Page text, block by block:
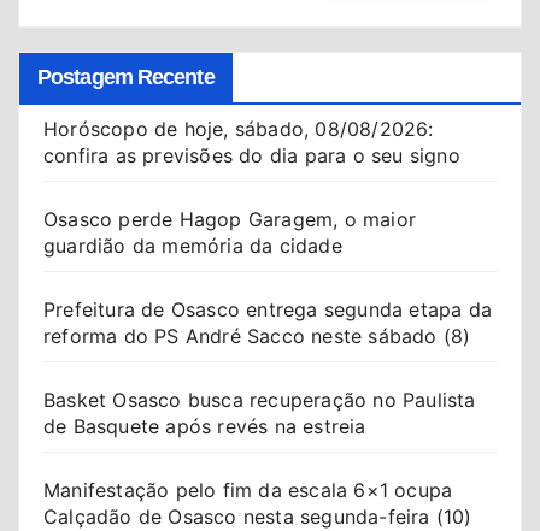
Postagem Recente
Horóscopo de hoje, sábado, 08/08/2026:
confira as previsões do dia para o seu signo
Osasco perde Hagop Garagem, o maior
guardião da memória da cidade
Prefeitura de Osasco entrega segunda etapa da
reforma do PS André Sacco neste sábado (8)
Basket Osasco busca recuperação no Paulista
de Basquete após revés na estreia
Manifestação pelo fim da escala 6×1 ocupa
Calçadão de Osasco nesta segunda-feira (10)